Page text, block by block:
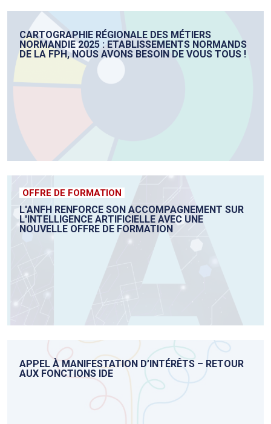
CARTOGRAPHIE RÉGIONALE DES MÉTIERS
NORMANDIE 2025 : ETABLISSEMENTS NORMANDS
DE LA FPH, NOUS AVONS BESOIN DE VOUS TOUS !
OFFRE DE FORMATION
L'ANFH RENFORCE SON ACCOMPAGNEMENT SUR
L'INTELLIGENCE ARTIFICIELLE AVEC UNE
NOUVELLE OFFRE DE FORMATION
APPEL À MANIFESTATION D’INTÉRÊTS – RETOUR
AUX FONCTIONS IDE